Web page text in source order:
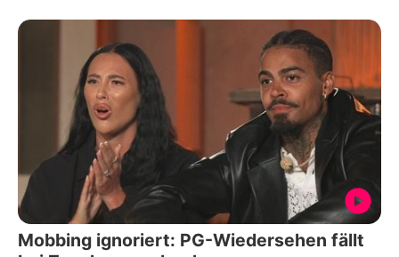
Mobbing ignoriert: PG-Wiedersehen fällt